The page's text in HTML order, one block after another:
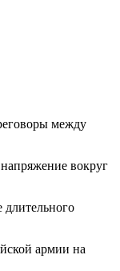
между
вокруг
армии на